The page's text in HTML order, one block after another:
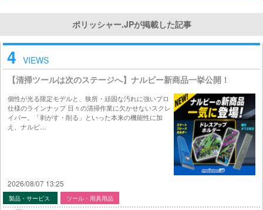
ポリッシャー.JPが掲載した記事
4 VIEWS
【清掃ツールは次のステージへ】ナルビー新商品一挙公開！
個性が光る限定モデルと、狭所・頑固な汚れに強いプロ
仕様のラインナップ 日々の清掃作業に欠かせないスクレ
イパー。「剥がす・削る」といった本来の機能性に加
え、ナルビ…
2026/08/07 13:25
製品・サービス ツール・用具用品